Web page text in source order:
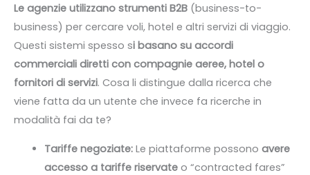
Le agenzie utilizzano strumenti B2B (business-to-
business) per cercare voli, hotel e altri servizi di viaggio.
Questi sistemi spesso si basano su accordi
commerciali diretti con compagnie aeree, hotel o
fornitori di servizi. Cosa li distingue dalla ricerca che
viene fatta da un utente che invece fa ricerche in
modalità fai da te?
Tariffe negoziate:Le piattaforme possono avere
accesso a tariffe riservateo “contracted fares”